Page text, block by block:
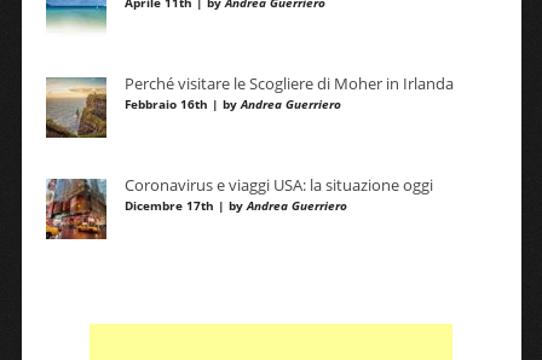
Aprile 11th | byAndrea Guerriero
Perché visitare le Scogliere di Moher in Irlanda
Febbraio 16th | byAndrea Guerriero
Coronavirus e viaggi USA: la situazione oggi
Dicembre 17th | byAndrea Guerriero